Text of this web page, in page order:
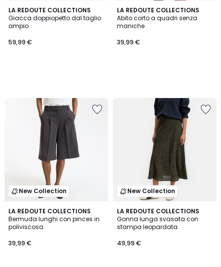
LA REDOUTE COLLECTIONS
Giacca doppiopetto dal taglio
ampio
59,99 €
LA REDOUTE COLLECTIONS
Abito corto a quadri senza
maniche
39,99 €
New Collection
LA REDOUTE COLLECTIONS
Bermuda lunghi con pinces in
poliviscosa
39,99 €
New Collection
LA REDOUTE COLLECTIONS
Gonna lunga svasata con
stampa leopardata
49,99 €